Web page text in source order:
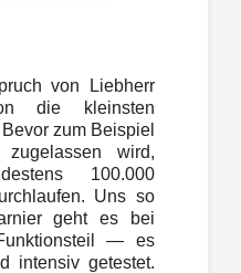
von Liebherr
die kleinsten
zum Beispiel
wird,
100.000
Uns so
geht es bei
— es
intensiv getestet.